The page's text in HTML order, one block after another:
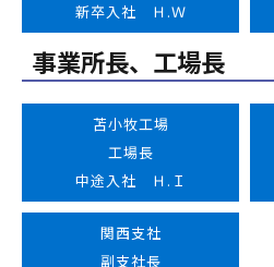
新卒入社 Ｈ.Ｗ
事業所長、工場長
苫小牧工場
工場長
中途入社 Ｈ.Ｉ
関西支社
副支社長